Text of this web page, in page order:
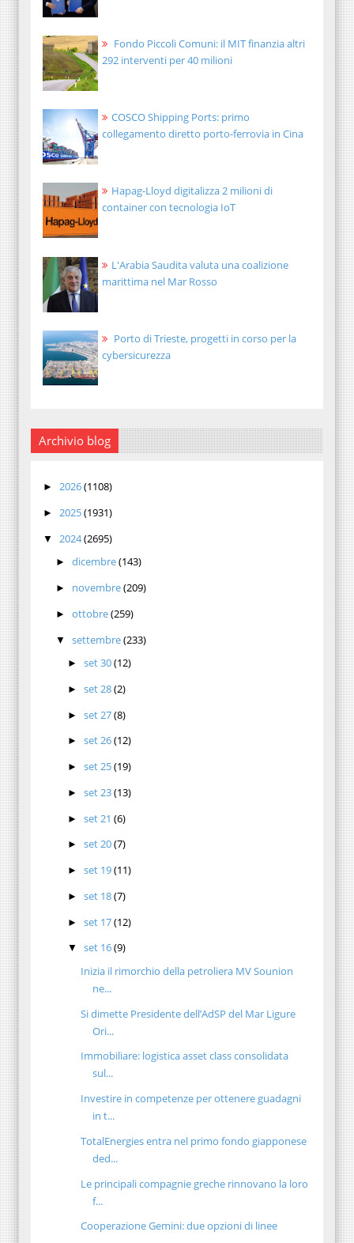
Fondo Piccoli Comuni: il MIT finanzia altri
292 interventi per 40 milioni
COSCO Shipping Ports: primo
collegamento diretto porto-ferrovia in Cina
Hapag-Lloyd digitalizza 2 milioni di
container con tecnologia IoT
L'Arabia Saudita valuta una coalizione
marittima nel Mar Rosso
Porto di Trieste, progetti in corso per la
cybersicurezza
Archivio blog
► 2026(1108)
► 2025(1931)
▼ 2024(2695)
► dicembre(143)
► novembre(209)
► ottobre(259)
▼ settembre(233)
►set 30(12)
►set 28(2)
►set 27(8)
►set 26(12)
►set 25(19)
►set 23(13)
►set 21(6)
►set 20(7)
►set 19(11)
►set 18(7)
►set 17(12)
▼set 16(9)
Inizia il rimorchio della petroliera MV Sounion
ne...
Si dimette Presidente dell’AdSP del Mar Ligure
Ori...
Immobiliare: logistica asset class consolidata
sul...
Investire in competenze per ottenere guadagni
in t...
TotalEnergies entra nel primo fondo giapponese
ded...
Le principali compagnie greche rinnovano la loro
f...
Cooperazione Gemini: due opzioni di linee